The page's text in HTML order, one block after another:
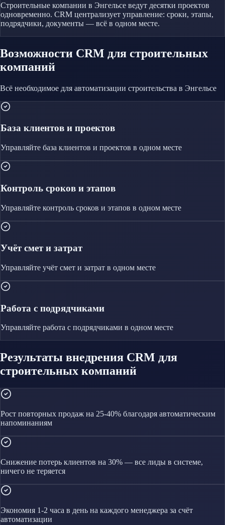
Строительные компании в Энгельсе ведут десятки проектов
одновременно. CRM централизует управление: сроки, этапы,
подрядчики, документы — всё в одном месте.
Возможности CRM для строительных
компаний
Всё необходимое для автоматизации строительства в Энгельсе
База клиентов и проектов
Управляйте база клиентов и проектов в одном месте
Контроль сроков и этапов
Управляйте контроль сроков и этапов в одном месте
Учёт смет и затрат
Управляйте учёт смет и затрат в одном месте
Работа с подрядчиками
Управляйте работа с подрядчиками в одном месте
Результаты внедрения CRM для
строительных компаний
Рост повторных продаж на 25-40% благодаря автоматическим
напоминаниям
Снижение потерь клиентов на 30% — все лиды в системе,
ничего не теряется
Экономия 1-2 часа в день на каждого менеджера за счёт
автоматизации